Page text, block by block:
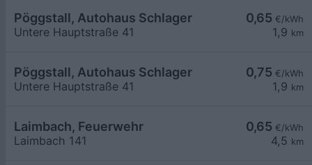
0,65 €/kWh
1,9 km
Pöggstall, Autohaus Schlager
Untere Hauptstraße 41
0,75 €/kWh
1,9 km
Pöggstall, Autohaus Schlager
Untere Hauptstraße 41
0,65 €/kWh
4,5 km
Laimbach, Feuerwehr
Laimbach 141